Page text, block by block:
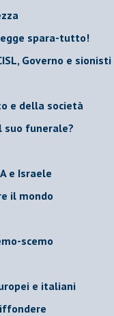
legge spara-tutto!
Governo e sionisti
e della società
suo funerale?
e Israele
il mondo
scemo
e italiani